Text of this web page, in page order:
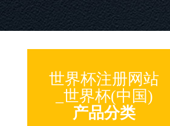
世界杯注册网站
_世界杯(中国)
产品分类